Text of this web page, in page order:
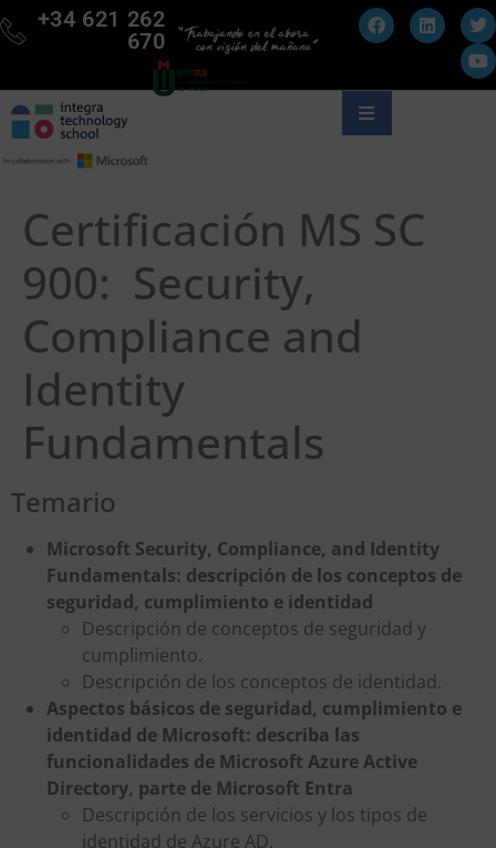
+34 621 262
670
Certificación MS SC
900: Security,
Compliance and
Identity
Fundamentals
Temario
Microsoft Security, Compliance, and Identity
Fundamentals: descripción de los conceptos de
seguridad, cumplimiento e identidad
Descripción de conceptos de seguridad y
cumplimiento.
Descripción de los conceptos de identidad.
Aspectos básicos de seguridad, cumplimiento e
identidad de Microsoft: describa las
funcionalidades de Microsoft Azure Active
Directory, parte de Microsoft Entra
Descripción de los servicios y los tipos de
identidad de Azure AD.